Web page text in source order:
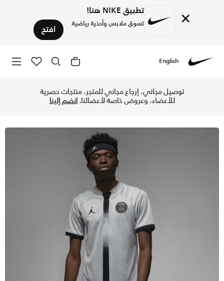
× تطبيق NIKE هنا!
تسوق ملابس وأحذية رياضية افتح
English
توصيل مجاني، إرجاع مجاني للمتجر، منتجات حصرية
للأعضاء، وعروض خاصة لأعضائنا.انضم إلينا